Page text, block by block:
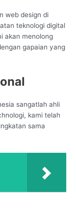
web design di
teknologi digital
akan menolong
gapaian yang
sangatlah ahli
kami telah
sama